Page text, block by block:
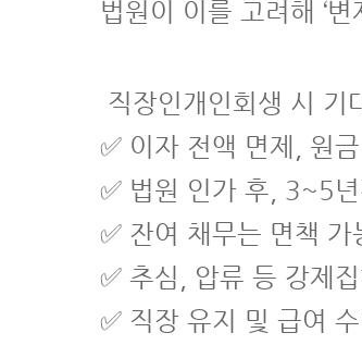
법원이 이를 고려해 ‘
직장인개인회생 시 기
✅ 이자 전액 면제, 원
✅ 법원 인가 후, 3~5
✅ 잔여 채무는 면책
✅ 추심, 압류 등 강제
✅ 직장 유지 및 급여